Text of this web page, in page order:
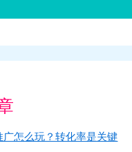
广怎么玩？转化率是关键